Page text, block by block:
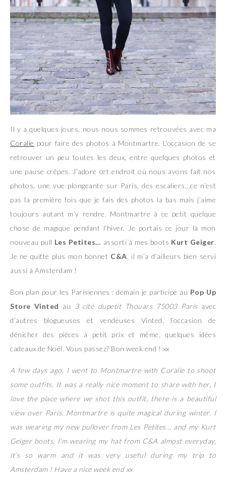
Il y a quelques jours, nous nous sommes retrouvées avec ma
Coralie pour faire des photos à Montmartre. L’occasion de se
retrouver un peu toutes les deux, entre quelques photos et
une pause crêpes. J’adore cet endroit où nous avons fait nos
photos, une vue plongeante sur Paris, des escaliers…ce n’est
pas la première fois que je fais des photos la bas mais j’aime
toujours autant m’y rendre. Montmartre à ce petit quelque
chose de magique pendant l’hiver. Je portais ce jour là mon
nouveau pull Les Petites… assorti à mes boots Kurt Geiger.
Je ne quitte plus mon bonnet C&A , il m’a d’ailleurs bien servi
aussi à Amsterdam !
Bon plan pour les Parisiennes : demain je participe au Pop Up
Store Vinted au 3 cité dupetit Thouars 75003 Parisavec
d’autres blogueuses et vendeuses Vinted, l’occasion de
dénicher des pièces à petit prix et même, quelques idées
cadeaux de Noël. Vous passez? Bon week end ! xx
A few days ago, I went to Montmartre with Coralie to shoot
some outfits. It was a really nice moment to share with her, I
love the place where we shot this outfit, there is a beautiful
view over Paris. Montmartre is quite magical during winter. I
was wearing my new pullover from Les Petites… and my Kurt
Geiger boots. I’m wearing my hat from C&A almost everyday,
it’s so warm and it was very useful during my trip to
Amsterdam ! Have a nice week end xx